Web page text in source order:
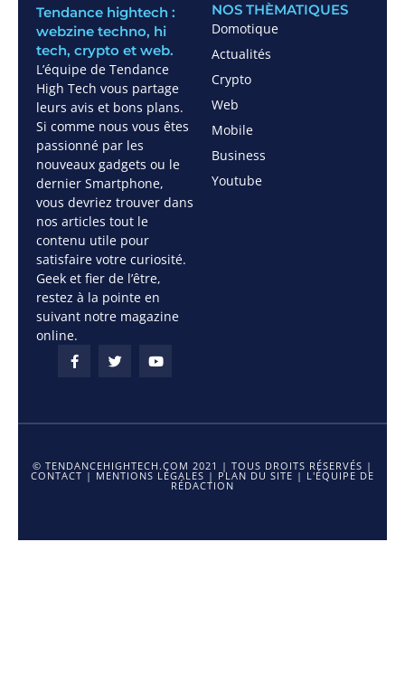
Tendance hightech :
webzine techno, hi
tech, crypto et web.
L’équipe de Tendance
High Tech vous partage
leurs avis et bons plans.
Si comme nous vous êtes
passionné par les
nouveaux gadgets ou le
dernier Smartphone,
vous devriez trouver dans
nos articles tout le
contenu utile pour
satisfaire votre curiosité.
Geek et fier de l’être,
restez à la pointe en
suivant notre magazine
online.
NOS THÈMATIQUES
Domotique
Actualités
Crypto
Web
Mobile
Business
Youtube
© TENDANCEHIGHTECH.COM 2021 | TOUS DROITS RÉSERVÉS |
CONTACT | MENTIONS LÉGALES | PLAN DU SITE | L'ÉQUIPE DE
RÉDACTION